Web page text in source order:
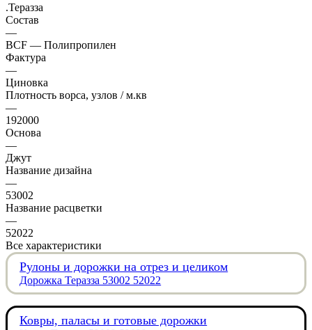
.Теразза
Состав
—
BCF — Полипропилен
Фактура
—
Циновка
Плотность ворса, узлов / м.кв
—
192000
Основа
—
Джут
Название дизайна
—
53002
Название расцветки
—
52022
Все характеристики
Рулоны и дорожки на отрез и целиком
Дорожка Теразза 53002 52022
Ковры, паласы и готовые дорожки